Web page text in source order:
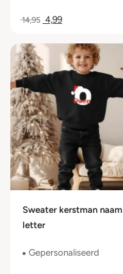
14,95 4,99
Sweater kerstman naam
letter
Gepersonaliseerd